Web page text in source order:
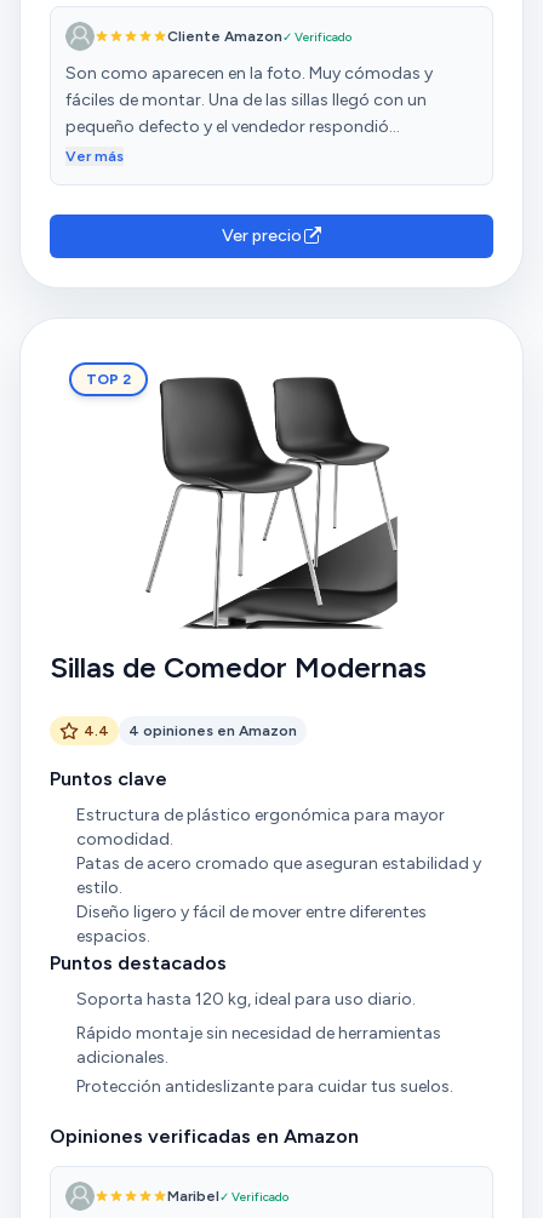
Cliente Amazon✓ Verificado
Son como aparecen en la foto. Muy cómodas y
fáciles de montar. Una de las sillas llegó con un
pequeño defecto y el vendedor respondió
rápidamente y mandó unas para reemplazarlas.
Ver más
Ver precio
TOP 2
Sillas de Comedor Modernas
4.4 4 opiniones en Amazon
Puntos clave
Estructura de plástico ergonómica para mayor
comodidad.
Patas de acero cromado que aseguran estabilidad y
estilo.
Diseño ligero y fácil de mover entre diferentes
espacios.
Puntos destacados
Soporta hasta 120 kg, ideal para uso diario.
Rápido montaje sin necesidad de herramientas
adicionales.
Protección antideslizante para cuidar tus suelos.
Opiniones verificadas en Amazon
Maribel✓ Verificado